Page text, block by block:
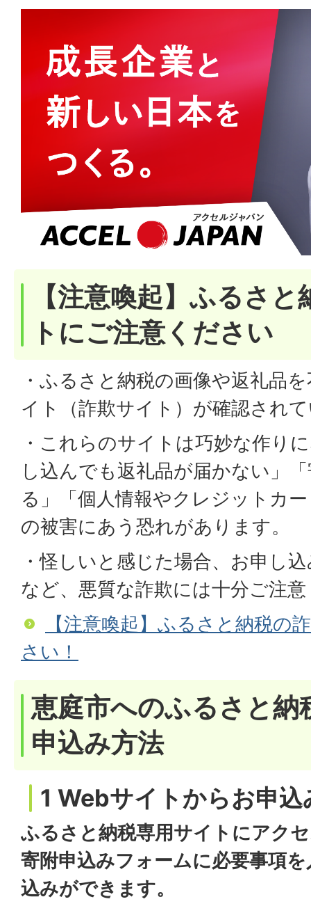
【注意喚起】ふるさ
トにご注意ください
・ふるさと納税の画像や返礼品
イト（詐欺サイト）が確認され
・これらのサイトは巧妙な作り
し込んでも返礼品が届かない」
る」「個人情報やクレジットカ
の被害にあう恐れがあります。
・怪しいと感じた場合、お申し
など、悪質な詐欺には十分ご注
【注意喚起】ふるさと納税の
さい！
恵庭市へのふるさと納
申込み方法
1 Webサイトからお申
ふるさと納税専用サイトにアク
寄附申込みフォームに必要事項
込みができます。